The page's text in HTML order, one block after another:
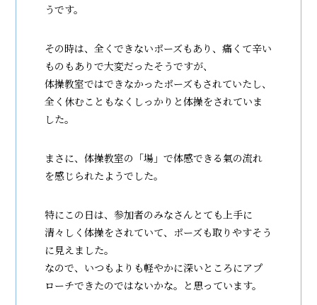
うです。
その時は、全くできないポーズもあり、痛くて辛い
ものもありで大変だったそうですが、
体操教室ではできなかったポーズもされていたし、
全く休むこともなくしっかりと体操をされていま
した。
まさに、体操教室の「場」で体感できる氣の流れ
を感じられたようでした。
特にこの日は、参加者のみなさんとても上手に
清々しく体操をされていて、ポーズも取りやすそう
に見えました。
なので、いつもよりも軽やかに深いところにアプ
ローチできたのではないかな。と思っています。